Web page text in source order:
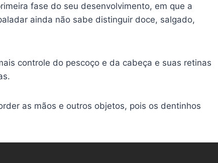
fase do seu desenvolvimento, em que a
ainda não sabe distinguir doce, salgado,
controle do pescoço e da cabeça e suas retinas
as mãos e outros objetos, pois os dentinhos